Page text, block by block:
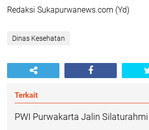
Redaksi Sukapurwanews.com (Yd)
Dinas Kesehatan
Terkait
PWI Purwakarta Jalin